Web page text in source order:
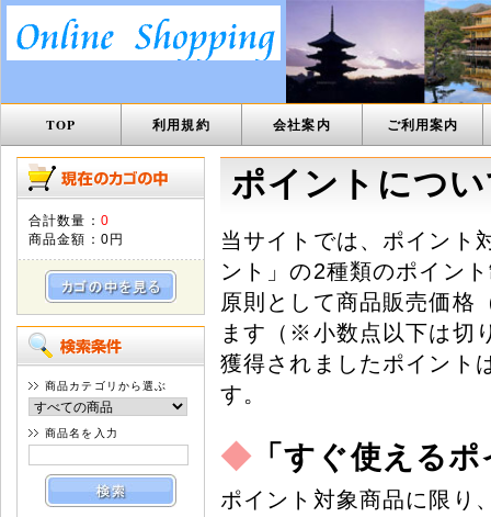
TOP 利用規約 会社案内 ご利用案内
合計数量： 0
商品金額： 0円
商品カテゴリから選ぶ
商品名を入力
ポイントにつ
当サイトでは、ポイント
ント」の2種類のポイン
原則として商品販売価格
ます（※小数点以下は切
獲得されましたポイント
す。
◆ 「すぐ使える
ポイント対象商品に限り